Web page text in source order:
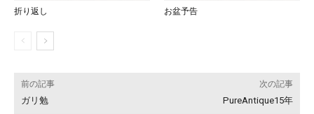
折り返し
お盆予告
前の記事
ガリ勉
次の記事
PureAntique15年